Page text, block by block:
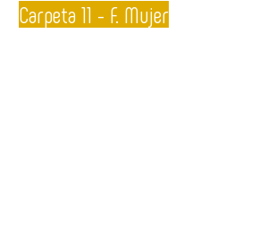
Carpeta 11 - F. Mujer